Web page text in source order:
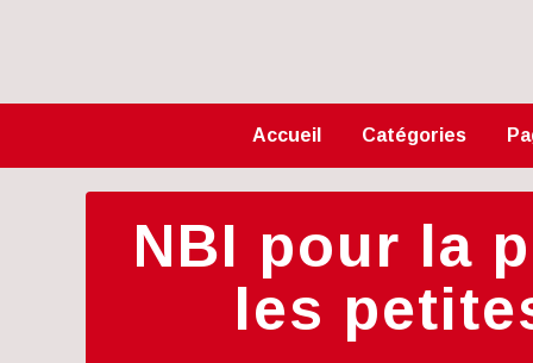
Accueil Catégories
NBI pour la
les